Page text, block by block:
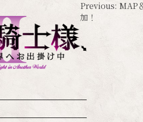
投
稿
ナ
ー
シ
Previous: MAP
加！